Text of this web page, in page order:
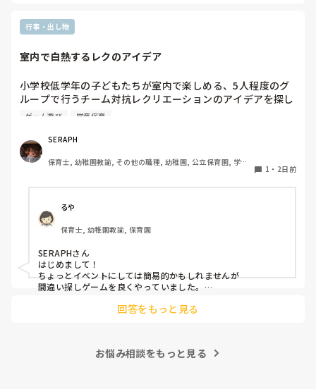
行事・出し物
室内で白熱するレクのアイデア
小学校低学年の子どもたちが室内で楽しめる、5人程度のグ
ループで行うチーム対抗レクリエーションのアイデアを探し
ています。今回は夏休みの特別イベントとして実施するた
るものを探しています。現場の準備に手間がかかりすぎず、
子どもたちが夢中になれるおすすめのゲームがあればぜひ教
えてください。
ゲーム遊び 学童保育
SERAPH
保育士, 幼稚園教諭, その他の職種, 幼稚園, 公立保育園, 学童
1 ・ 2日前
るや
保育士, 幼稚園教諭, 保育園
SERAPHさん
はじめまして！
ちょっとイベントにしては簡易的かもしれませんが
間違い探しゲームを良くやっていました。
回答をもっと見る
お悩み相談をもっと見る